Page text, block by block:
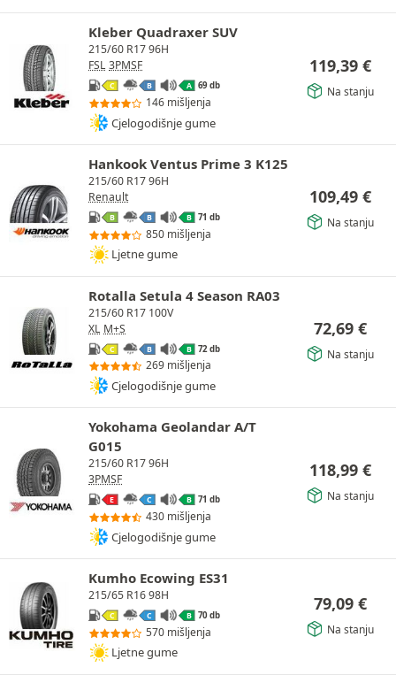
Kleber Quadraxer SUV
215/60 R17 96H
FSL 3PMSF
C B A 69 db
146 mišljenja
Cjelogodišnje gume
119,39 €
Na stanju
Hankook Ventus Prime 3 K125
215/60 R17 96H
Renault
B B B 71 db
850 mišljenja
Ljetne gume
109,49 €
Na stanju
Rotalla Setula 4 Season RA03
215/60 R17 100V
XL M+S
C B B 72 db
269 mišljenja
Cjelogodišnje gume
72,69 €
Na stanju
Yokohama Geolandar A/T
G015
215/60 R17 96H
3PMSF
E C B 71 db
430 mišljenja
Cjelogodišnje gume
118,99 €
Na stanju
Kumho Ecowing ES31
215/65 R16 98H
C C B 70 db
570 mišljenja
Ljetne gume
79,09 €
Na stanju